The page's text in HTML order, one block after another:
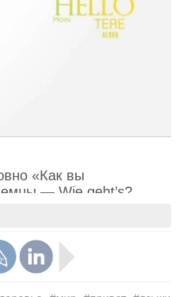
«Как вы
— Wie geht’s?
а в Китае
принято пожелание
Японское Коннитива
монголов же